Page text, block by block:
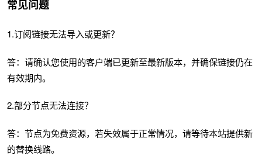
常见问题
1.订阅链接无法导入或更新？
答：请确认您使用的客户端已更新至最新版本，并确保链接仍在
有效期内。
2.部分节点无法连接？
答：节点为免费资源，若失效属于正常情况，请等待本站提供新
的替换线路。